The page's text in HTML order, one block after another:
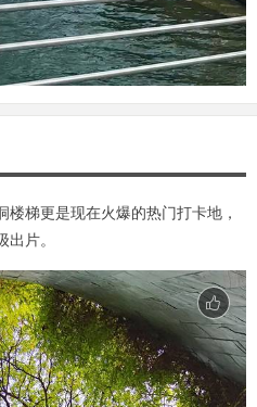
梯更是现在火爆的热门打卡地，
片。